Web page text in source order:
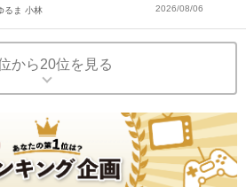
るま 小林 2026/08/06
から20位を見る